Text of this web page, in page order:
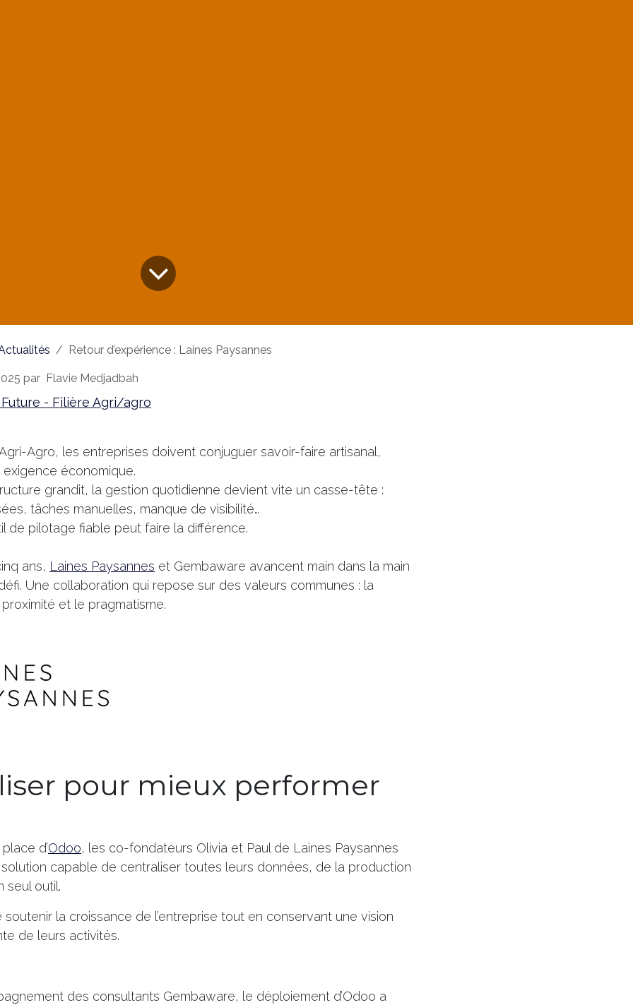
Retour d’expérience : Laines Paysannes
par Flavie Medjadbah
- Filière Agri/agro
Agro, les entreprises doivent conjuguer savoir-faire artisanal,
économique.
grandit, la gestion quotidienne devient vite un casse-tête :
tâches manuelles, manque de visibilité…
de pilotage fiable peut faire la différence.
ans, Laines Paysannes et Gembaware avancent main dans la main
Une collaboration qui repose sur des valeurs communes : la
et le pragmatisme.
pour mieux performer
d’Odoo, les co-fondateurs Olivia et Paul de Laines Paysannes
capable de centraliser toutes leurs données, de la production
seul outil.
soutenir la croissance de l’entreprise tout en conservant une vision
de leurs activités.
des consultants Gembaware, le déploiement d’Odoo a